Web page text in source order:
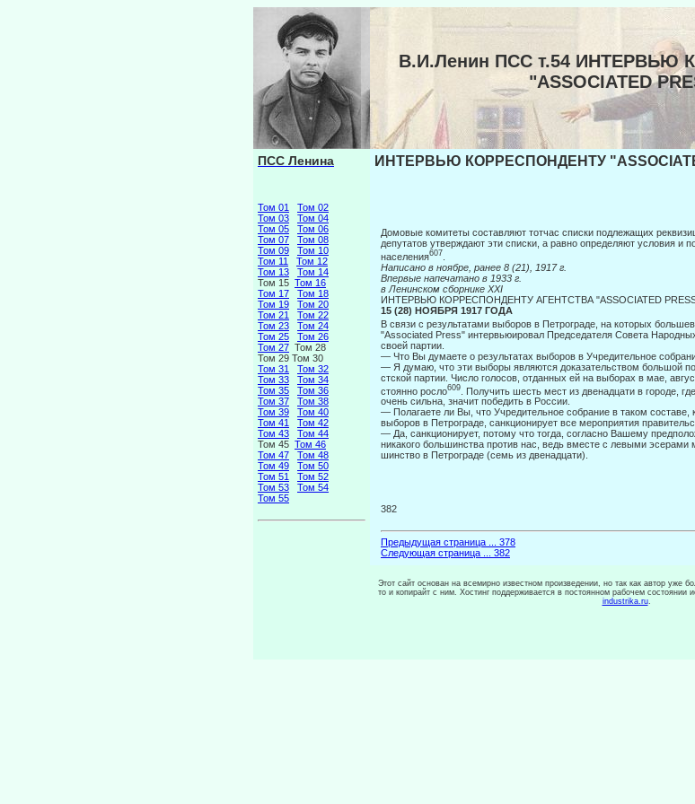
В.И.Ленин ПСС т.54 ИНТЕРВЬЮ
"ASSOCIATED
ПСС Ленина
Том 01
Том 02
Том 03
Том 04
Том 05
Том 06
Том 07
Том 08
Том 09
Том 10
Том 11
Том 12
Том 13
Том 14
Том 15 Том 16
Том 17
Том 18
Том 19
Том 20
Том 21
Том 22
Том 23
Том 24
Том 25
Том 26
Том 27 Том 28
Том 29 Том 30
Том 31
Том 32
Том 33
Том 34
Том 35
Том 36
Том 37
Том 38
Том 39
Том 40
Том 41
Том 42
Том 43
Том 44
Том 45 Том 46
Том 47
Том 48
Том 49
Том 50
Том 51
Том 52
Том 53
Том 54
Том 55
ИНТЕРВЬЮ КОРРЕСПОНДЕНТУ
Домовые комитеты составляют тотчас списки подлежащих
депутатов утверждают эти списки, а равно опре­деляют условия и
населения607
Написано в ноябре, ранее 8 (21), 1917 г.
Впервые напечатано в 1933 г.
в Ленинском сборнике XXI
ИНТЕРВЬЮ КОРРЕСПОНДЕНТУ АГЕНТСТВА "ASSOCIATED
15 (28) НОЯБРЯ 1917 ГОДА
В связи с результатами выборов в Петрограде, на которых
"Associated Press" интервьюировал Председателя Совета
своей партии.
— Что Вы думаете о результатах выборов в Учредительное
— Я думаю, что эти выборы являются доказательством большой
стской партии. Число голосов, отданных ей на выборах в мае,
стоянно росло609 . Получить шесть мест из двенадцати в городе,
очень сильна, значит победить в России.
— Полагаете ли Вы, что Учредительное собрание в таком составе,
выборов в Петрограде, санкционирует все мероприятия
— Да, санкционирует, потому что тогда, согласно Вашему
никакого большинства против нас, ведь вместе с левыми эсерами
шинство в Петрограде (семь из двенадцати).
382
Предыдущая страница ... 378
Следующая страница ... 382
Этот сайт основан на всемирно известном произведении, но так как автор уже
то и копирайт с ним. Хостинг поддерживается в постоянном рабочем состоянии
industrika.ru.